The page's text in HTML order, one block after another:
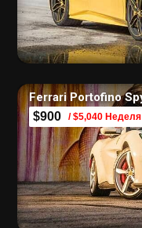
Ferrari Portofino
$900 / $5,040 Неделя